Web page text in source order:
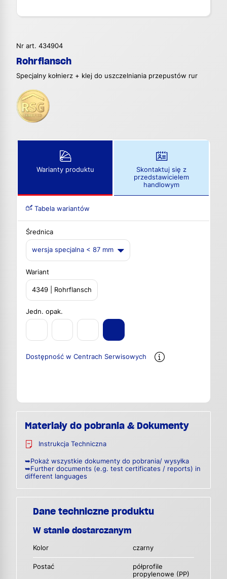
Nr art. 434904
Rohrflansch
Specjalny kołnierz + klej do uszczelniania przepustów rur
Warianty produktu
Skontaktuj się z
przedstawicielem
handlowym
Tabela wariantów
Średnica
wersja specjalna < 87 mm
Wariant
4349 | Rohrflansch
Jedn. opak.
Dostępność w Centrach Serwisowych
Materiały do pobrania & Dokumenty
Instrukcja Techniczna
➥Pokaż wszystkie dokumenty do pobrania/ wysyłka
➥Further documents (e.g. test certificates / reports) in
different languages
Dane techniczne produktu
W stanie dostarczanym
Kolor czarny
Postać
półprofile
propylenowe (PP)